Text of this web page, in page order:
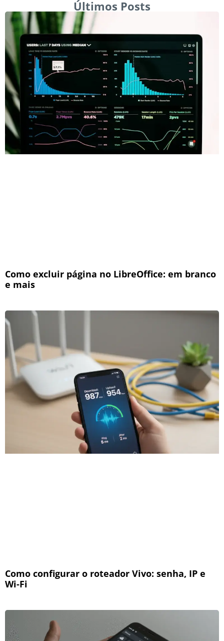
Últimos Posts
Como excluir página no LibreOffice: em branco
e mais
Como configurar o roteador Vivo: senha, IP e
Wi-Fi